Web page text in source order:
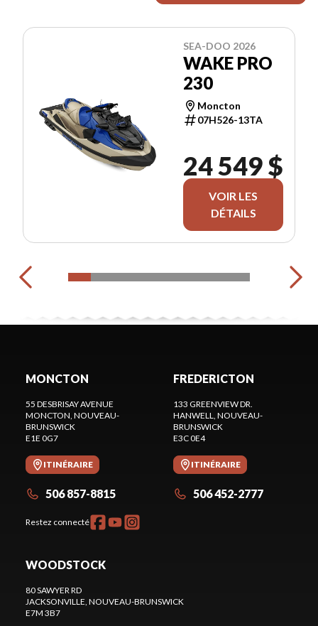
SEA-DOO 2026
WAKE PRO
230
Moncton
07H526-13TA
24 549 $
VOIR LES
DÉTAILS
MONCTON
55 DESBRISAY AVENUE
MONCTON , NOUVEAU-
BRUNSWICK
E1E 0G7
ITINÉRAIRE
506 857-8815
Restez connecté
FREDERICTON
133 GREENVIEW DR.
HANWELL , NOUVEAU-
BRUNSWICK
E3C 0E4
ITINÉRAIRE
506 452-2777
WOODSTOCK
80 SAWYER RD
JACKSONVILLE , NOUVEAU-BRUNSWICK
E7M 3B7